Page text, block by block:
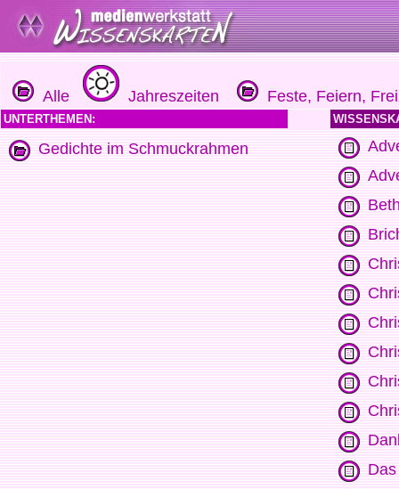
Alle Jahreszeiten Feste, Feiern,
UNTERTHEMEN:
Gedichte im Schmuckrahmen